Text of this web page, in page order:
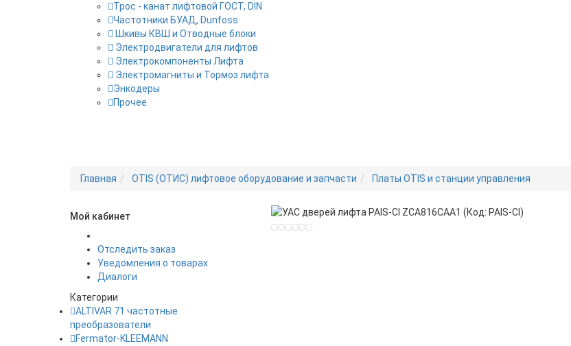
Трос - канат лифтовой ГОСТ, DIN
Частотники БУАД, Dunfoss
Шкивы КВШ и Отводные блоки
Электродвигатели для лифтов
Электрокомпоненты Лифта
Электромагниты и Тормоз лифта
Энкодеры
Прочее
Главная OTIS (ОТИС) лифтовое оборудование и запчасти Платы OTIS и станции управления
Мой кабинет
Отследить заказ
Уведомления о товарах
Диалоги
Категории
ALTIVAR 71 частотные
преобразователи
Fermator-KLEEMANN